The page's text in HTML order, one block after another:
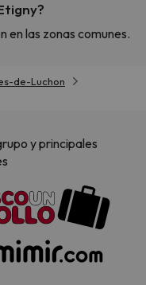
en las zonas comunes.
de-Luchon
y principales